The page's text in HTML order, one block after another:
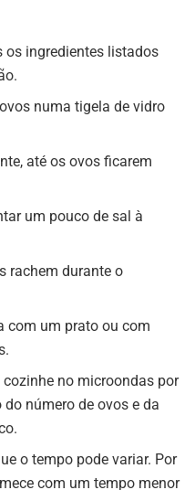
os ingredientes listados
numa tigela de vidro
até os ovos ficarem
um pouco de sal à
rachem durante o
com um prato ou com
cozinhe no microondas por
número de ovos e da
o tempo pode variar. Por
com um tempo menor